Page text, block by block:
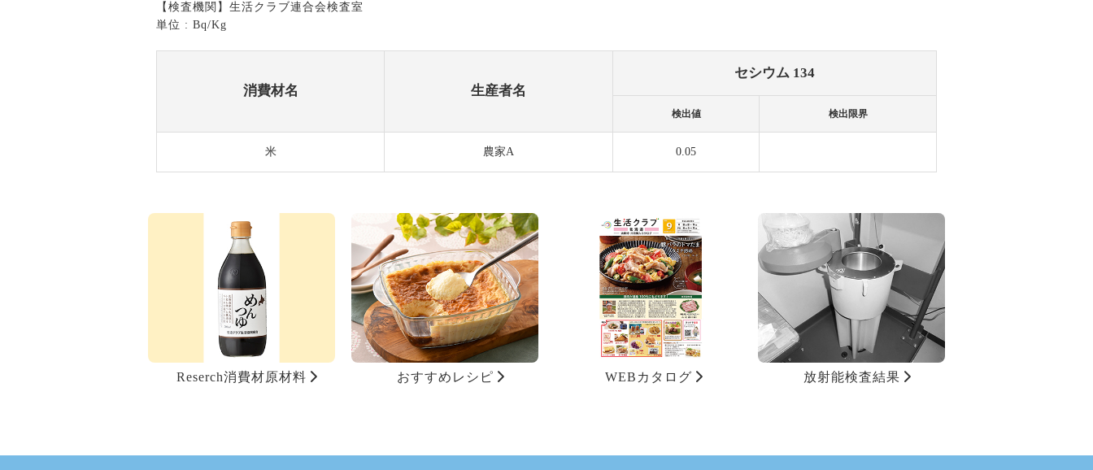
【検査機関】生活クラブ連合会検査室
単位 : Bq/Kg
消費材名 生産者名
セシウム 134
検出値 検出限界
米 農家A 0.05
Reserch消費材原材料 おすすめレシピ WEBカタログ 放射能検査結果